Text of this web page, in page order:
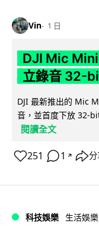
Vin 1 日
DJI Mic
立錄音 32-
DJI 最新推出的 Mic
音，並首度下放 32-
閱讀全文
251 1 ↗
科技娛樂 生活娛樂